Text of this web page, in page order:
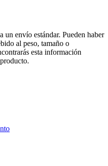
un envío estándar. Pueden haber
al peso, tamaño o
esta información